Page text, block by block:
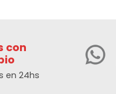
con
en 24hs